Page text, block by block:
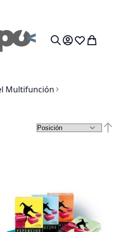
Mi cesta
Multifunción